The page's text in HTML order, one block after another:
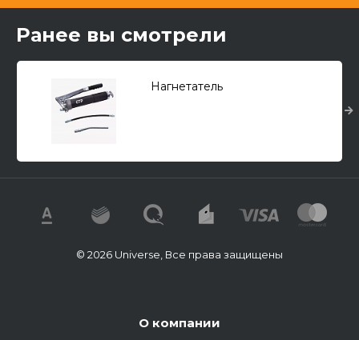
Ранее вы смотрели
Нагнетатель
© 2026 Universe, Все права защищены
О компании